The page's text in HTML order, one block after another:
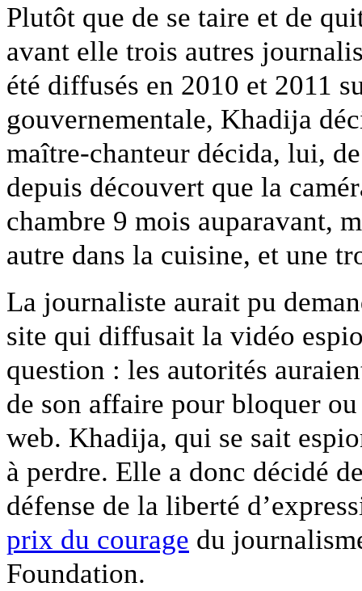
Plutôt que de se taire et de
avant elle trois autres
été diffusés en 2010 et 2011
gouvernementale, Khadija
maître-chanteur décida, lui,
depuis découvert que la
chambre 9 mois auparavant,
autre dans la cuisine, et une
La journaliste aurait pu
site qui diffusait la vidéo
question : les autorités
de son affaire pour bloquer
web. Khadija, qui se sait
à perdre. Elle a donc décidé
défense de la liberté
prix du courage du
Foundation.